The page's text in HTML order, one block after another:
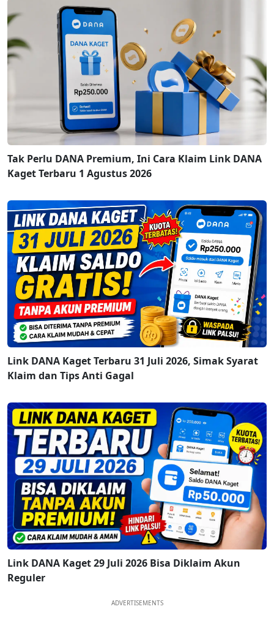
Tak Perlu DANA Premium, Ini Cara Klaim Link DANA
Kaget Terbaru 1 Agustus 2026
Link DANA Kaget Terbaru 31 Juli 2026, Simak Syarat
Klaim dan Tips Anti Gagal
Link DANA Kaget 29 Juli 2026 Bisa Diklaim Akun
Reguler
ADVERTISEMENTS